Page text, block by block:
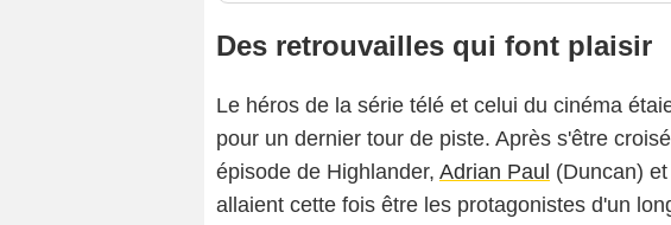
Des retrouvailles qui font plaisir
Le héros de la série télé et celui du cinéma
pour un dernier tour de piste. Après s'être
épisode de Highlander, Adrian Paul (Duncan) et
allaient cette fois être les protagonistes d'un